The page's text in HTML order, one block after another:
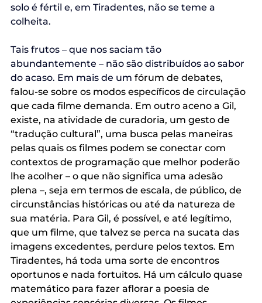
solo é fértil e, em Tiradentes, não se teme a
colheita.
Tais frutos – que nos saciam tão
abundantemente – não são distribuídos ao sabor
do acaso. Em mais de um fórum de debates,
falou-se sobre os modos específicos de circulação
que cada filme demanda. Em outro aceno a Gil,
existe, na atividade de curadoria, um gesto de
“tradução cultural”, uma busca pelas maneiras
pelas quais os filmes podem se conectar com
contextos de programação que melhor poderão
lhe acolher – o que não significa uma adesão
plena –, seja em termos de escala, de público, de
circunstâncias históricas ou até da natureza de
sua matéria. Para Gil, é possível, e até legítimo,
que um filme, que talvez se perca na sucata das
imagens excedentes, perdure pelos textos. Em
Tiradentes, há toda uma sorte de encontros
oportunos e nada fortuitos. Há um cálculo quase
matemático para fazer aflorar a poesia de